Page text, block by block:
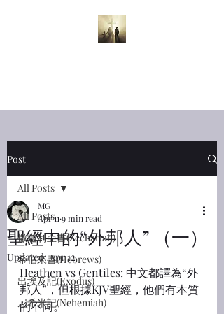
Post
All Posts
撒迦利亞書(Zechariah)
希伯來書(Hebrews)
出埃及記(Exodus)
尼希米記(Nehemiah)
All Posts
聖經中的“外邦人” （一）
MG
Apr 11 9 min read
Updated:Apr 12
Heathen vs Gentiles: 中文都譯為“外
邦人”，但根據KJV聖經，他們有本質
的不同。